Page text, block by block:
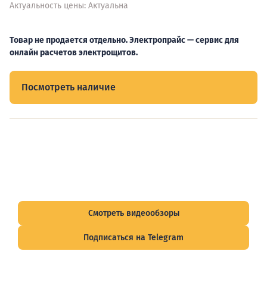
Актуальность цены: Актуальна
Товар не продается отдельно. Электропрайс — сервис для
онлайн расчетов электрощитов.
Посмотреть наличие
Смотреть видеообзоры
Подписаться на Telegram